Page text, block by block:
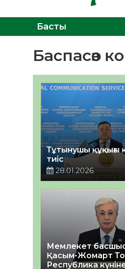
Басты
Баспасөз
Тұтынушы құқығы
тиіс
28.01.2026
Мемлекет
Қасым-Жомарт
Республика